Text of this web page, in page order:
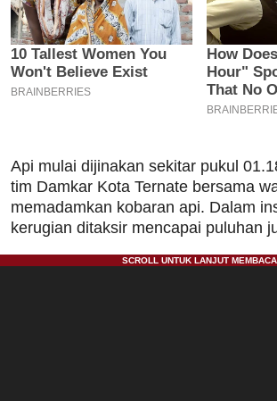
Api mulai dijinakan sekitar pukul
tim Damkar Kota Ternate bersama
memadamkan kobaran api. Dalam
kerugian ditaksir mencapai puluhan